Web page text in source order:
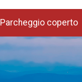
Parcheggio coperto